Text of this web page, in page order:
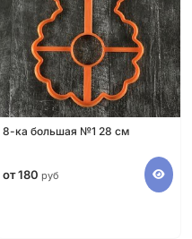
8-ка большая №1 28 см
от 180 руб